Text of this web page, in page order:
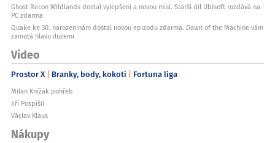
Ghost Recon Wildlands dostal vylepšení a novou misi. Starší díl Ubisoft rozdává na
PC zdarma
Quake ke 30. narozeninám dostal novou epizodu zdarma. Dawn of the Machine vám
zamotá hlavu iluzemi
Video
Prostor X Branky, body, kokoti Fortuna liga
Milan Knížák pohřeb
Jiří Pospíšil
Václav Klaus
Nákupy